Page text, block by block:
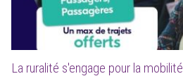
La ruralité s'engage pour la mobilité